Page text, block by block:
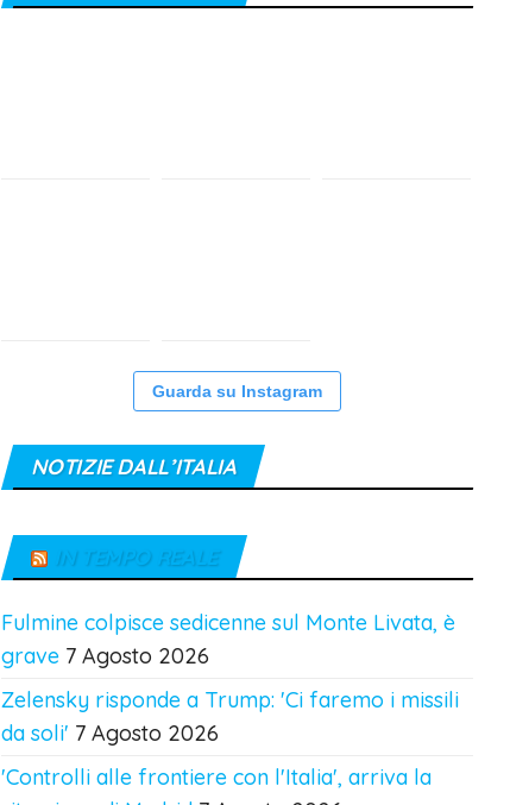
Guarda su Instagram
NOTIZIE DALL’ITALIA
IN TEMPO REALE
Fulmine colpisce sedicenne sul Monte Livata, è
grave 7 Agosto 2026
Zelensky risponde a Trump: 'Ci faremo i missili
da soli' 7 Agosto 2026
'Controlli alle frontiere con l'Italia', arriva la